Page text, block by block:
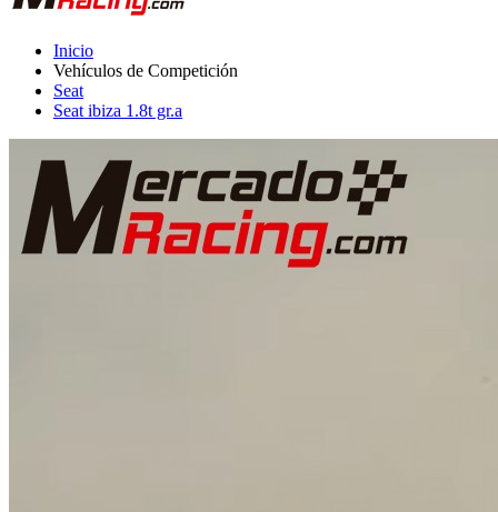
Inicio
Vehículos de Competición
Seat
Seat ibiza 1.8t gr.a